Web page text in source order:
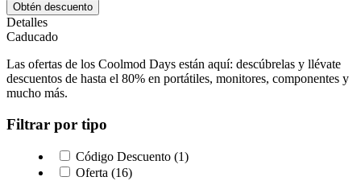
Obtén descuento
Detalles
Caducado
Las ofertas de los Coolmod Days están aquí: descúbrelas y llévate
descuentos de hasta el 80% en portátiles, monitores, componentes y
mucho más.
Filtrar por tipo
Código Descuento (1)
Oferta (16)